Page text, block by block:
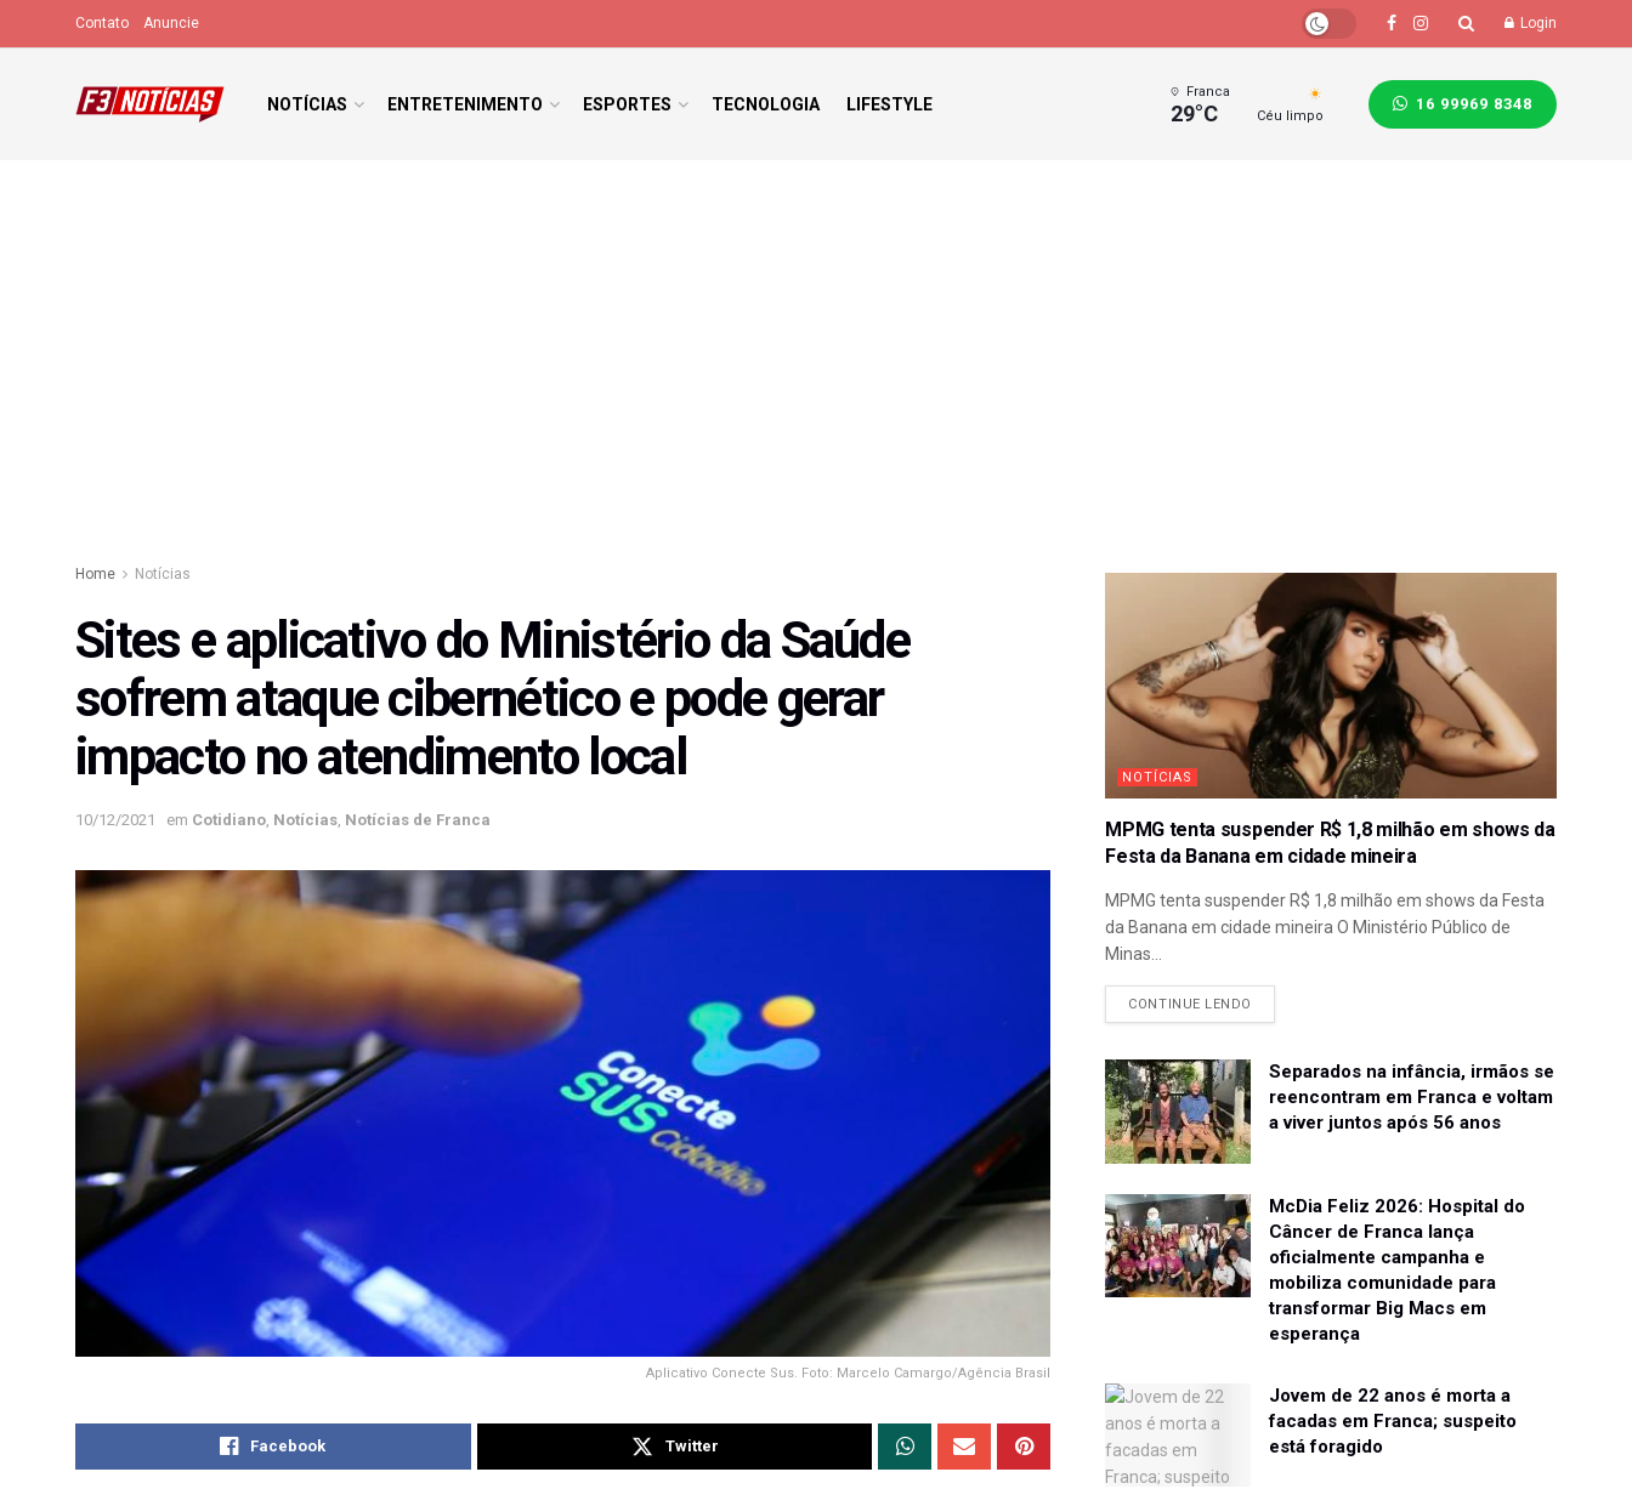
Contato Anuncie Login
NOTÍCIAS ENTRETENIMENTO ESPORTES TECNOLOGIA LIFESTYLE
Franca
29°C Céu limpo
16 99969 8348
Home Notícias
Sites e aplicativo do Ministério da Saúde
sofrem ataque cibernético e pode gerar
impacto no atendimento local
10/12/2021 em Cotidiano Notícias Notícias de Franca
Aplicativo Conecte Sus. Foto: Marcelo Camargo/Agência Brasil
Facebook Twitter
NOTÍCIAS
MPMG tenta suspender R$ 1,8 milhão em shows da
Festa da Banana em cidade mineira
MPMG tenta suspender R$ 1,8 milhão em shows da Festa
da Banana em cidade mineira O Ministério Público de
Minas...
CONTINUE LENDO
Separados na infância, irmãos se
reencontram em Franca e voltam
a viver juntos após 56 anos
McDia Feliz 2026: Hospital do
Câncer de Franca lança
oficialmente campanha e
mobiliza comunidade para
transformar Big Macs em
esperança
Jovem de 22 anos é morta a
facadas em Franca; suspeito
está foragido